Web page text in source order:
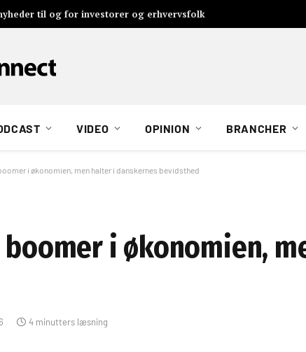
til og for investorer og erhvervsfolk
VIDEO OPINION BRANCHER
i økonomien, men halter i danskernes bevidsthed
i økonomien,
4 minutters læsning